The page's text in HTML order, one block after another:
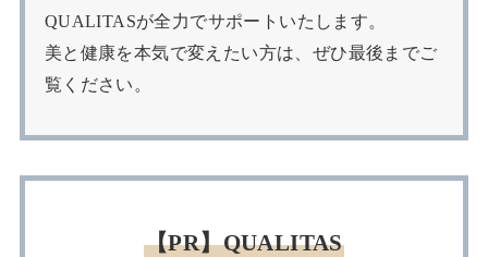
QUALITASが全力でサポートいたします。
美と健康を本気で変えたい方は、ぜひ最後までご
覧ください。
【PR】QUALITAS